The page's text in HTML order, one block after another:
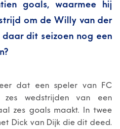
goals, waarmee hij
om de Willy van der
dit seizoen nog een
dat een speler van FC
wedstrijden van een
zes goals maakt. In twee
Dick van Dijk die dit deed.